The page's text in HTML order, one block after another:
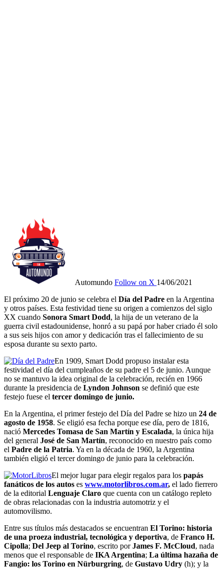
Automundo Follow on X 14/06/2021
El próximo 20 de junio se celebra el Día del Padre en la Argentina
y otros países. Esta festividad tiene su origen a comienzos del siglo
XX cuando Sonora Smart Dodd, la hija de un veterano de la
guerra civil estadounidense, honró a su papá por haber criado él solo
a sus seis hijos con amor y dedicación tras el fallecimiento de su
esposa durante su sexto parto.
En 1909, Smart Dodd propuso instalar esta
festividad el día del cumpleaños de su padre el 5 de junio. Aunque
no se mantuvo la idea original de la celebración, recién en 1966
durante la presidencia de Lyndon Johnson se definió que este
festejo fuese el tercer domingo de junio.
En la Argentina, el primer festejo del Día del Padre se hizo un 24 de
agosto de 1958. Se eligió esa fecha porque ese día, pero de 1816,
nació Mercedes Tomasa de San Martín y Escalada, la única hija
del general José de San Martín, reconocido en nuestro país como
el Padre de la Patria. Ya en la década de 1960, la Argentina
también eligió el tercer domingo de junio para la celebración.
El mejor lugar para elegir regalos para los papás
fanáticos de los autos es www.motorlibros.com.ar, el lado fierrero
de la editorial Lenguaje Claro que cuenta con un catálogo repleto
de obras relacionadas con la industria automotriz y el
automovilismo.
Entre sus títulos más destacados se encuentran El Torino: historia
de una proeza industrial, tecnológica y deportiva, de Franco H.
Cipolla; Del Jeep al Torino, escrito porJames F. McCloud, nada
menos que el responsable de IKA Argentina; La última hazaña de
Fangio: los Torino en Nürburgring, de Gustavo Udry (h); y la